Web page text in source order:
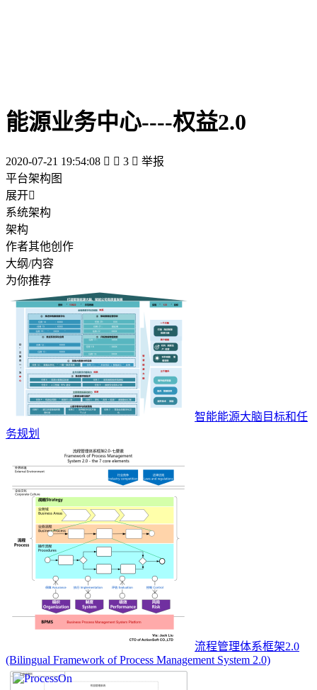
能源业务中心----权益2.0
2020-07-21 19:54:08   3  举报
平台架构图
展开
系统架构
架构
作者其他创作
大纲/内容
为你推荐
智能能源大脑目标和任
务规划
流程管理体系框架2.0
(Bilingual Framework of Process Management System 2.0)